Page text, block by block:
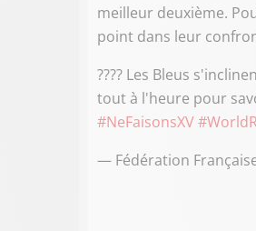
meilleur deuxième.
point dans leur
???? Les Bleus
tout à l'heure pour
#NeFaisonsXV
— Fédération Française